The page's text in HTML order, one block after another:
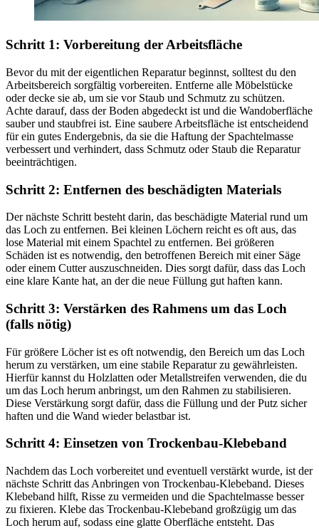
Schritt 1: Vorbereitung der Arbeitsfläche
Bevor du mit der eigentlichen Reparatur beginnst, solltest du den
Arbeitsbereich sorgfältig vorbereiten. Entferne alle Möbelstücke
oder decke sie ab, um sie vor Staub und Schmutz zu schützen.
Achte darauf, dass der Boden abgedeckt ist und die Wandoberfläche
sauber und staubfrei ist. Eine saubere Arbeitsfläche ist entscheidend
für ein gutes Endergebnis, da sie die Haftung der Spachtelmasse
verbessert und verhindert, dass Schmutz oder Staub die Reparatur
beeinträchtigen.
Schritt 2: Entfernen des beschädigten Materials
Der nächste Schritt besteht darin, das beschädigte Material rund um
das Loch zu entfernen. Bei kleinen Löchern reicht es oft aus, das
lose Material mit einem Spachtel zu entfernen. Bei größeren
Schäden ist es notwendig, den betroffenen Bereich mit einer Säge
oder einem Cutter auszuschneiden. Dies sorgt dafür, dass das Loch
eine klare Kante hat, an der die neue Füllung gut haften kann.
Schritt 3: Verstärken des Rahmens um das Loch
(falls nötig)
Für größere Löcher ist es oft notwendig, den Bereich um das Loch
herum zu verstärken, um eine stabile Reparatur zu gewährleisten.
Hierfür kannst du Holzlatten oder Metallstreifen verwenden, die du
um das Loch herum anbringst, um den Rahmen zu stabilisieren.
Diese Verstärkung sorgt dafür, dass die Füllung und der Putz sicher
haften und die Wand wieder belastbar ist.
Schritt 4: Einsetzen von Trockenbau-Klebeband
Nachdem das Loch vorbereitet und eventuell verstärkt wurde, ist der
nächste Schritt das Anbringen von Trockenbau-Klebeband. Dieses
Klebeband hilft, Risse zu vermeiden und die Spachtelmasse besser
zu fixieren. Klebe das Trockenbau-Klebeband großzügig um das
Loch herum auf, sodass eine glatte Oberfläche entsteht. Das